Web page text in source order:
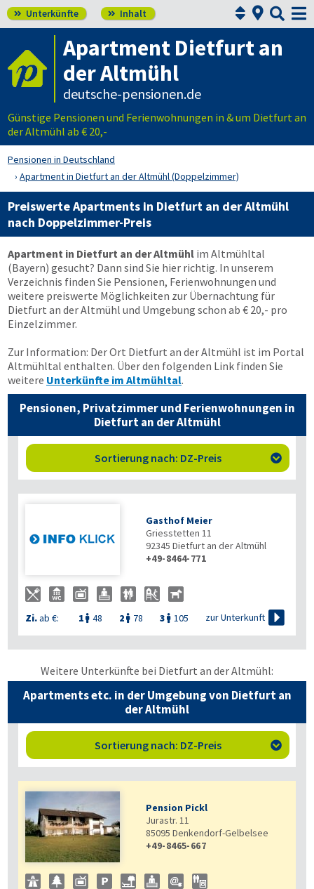
 Unterkünfte  Inhalt  

Apartment Dietfurt an
der Altmühl
deutsche-pensionen.de
Günstige Pensionen und Ferienwohnungen in & um Dietfurt an
der Altmühl ab € 20,-
Pensionen in Deutschland
Apartment in Dietfurt an der Altmühl (Doppelzimmer)
Preiswerte Apartments in Dietfurt an der Altmühl
nach Doppelzimmer-Preis
Apartment in Dietfurt an der Altmühl im Altmühltal
(Bayern) gesucht? Dann sind Sie hier richtig. In unserem
Verzeichnis finden Sie Pensionen, Ferienwohnungen und
weitere preiswerte Möglichkeiten zur Übernachtung für
Dietfurt an der Altmühl und Umgebung schon ab € 20,- pro
Einzelzimmer.
Zur Information: Der Ort Dietfurt an der Altmühl ist im Portal
Altmühltal enthalten. Über den folgenden Link finden Sie
weitere Unterkünfte im Altmühltal.
Pensionen, Privatzimmer und Ferienwohnungen in
Dietfurt an der Altmühl
Sortierung nach: DZ-Preis 
Gasthof Meier
Griesstetten 11
92345 Dietfurt an der Altmühl
+49-8464-771
Zi.ab €: 1  48 2  78 3  105 zur Unterkunft 
Weitere Unterkünfte bei Dietfurt an der Altmühl:
Apartments etc. in der Umgebung von Dietfurt an
der Altmühl
Sortierung nach: DZ-Preis 
Pension Pickl
Jurastr. 11
85095 Denkendorf-Gelbelsee
+49-8465-667